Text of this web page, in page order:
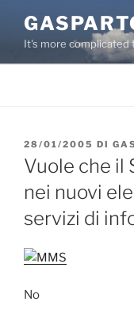
contenuto
It's more complicated
PUBBLICATO
IL
28/01/2005 DI
Vuole che il
nei nuovi
servizi di
No